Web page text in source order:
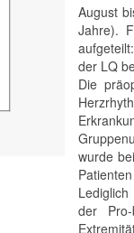
August
Jahre).
der LQ
Die
wurde
der